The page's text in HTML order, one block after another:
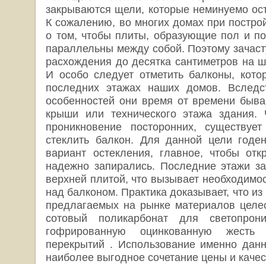
закрываются щели, которые неминуемо
К сожалению, во многих домах при
о том, чтобы плиты, образующие пол и
параллельны между собой. Поэтому
расхождения до десятка сантиметров на
И особо следует отметить балконы,
последних этажах наших домов.
особенностей они время от времени
крыши или технического этажа здания.
проникновение посторонних,
стеклить балкон. Для данной цели
вариант остекления, главное, чтобы
надежно запирались. Последние этажи
верхней плитой, что вызывает
над балконом. Практика доказывает, что
предлагаемых на рынке материалов
сотовый поликарбонат для
гофрированную оцинкованную
перекрытий . Использование именно
наиболее выгодное сочетание цены и